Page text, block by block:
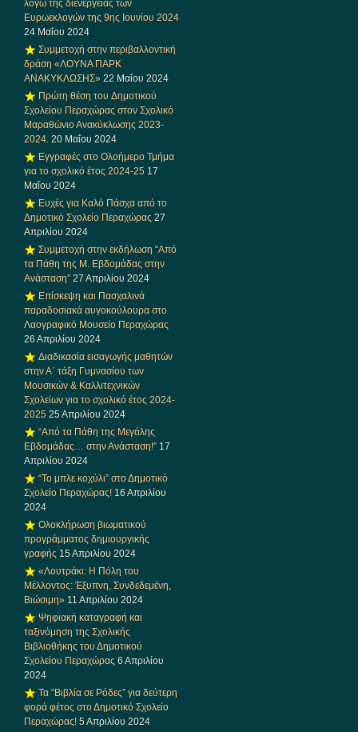
λόγω της διενέργειας των
Ευρωεκλογών της 9ης Ιουνίου 2024
24 Μαΐου 2024
Συμμετοχή στην περιβαλλοντική
δράση «ΛΟΥΝΑ ΠΑΡΚ
ΑΝΑΚΥΚΛΩΣΗΣ» 22 Μαΐου 2024
Πρώτη θέση του Δημοτικού
Σχολείου Περαχώρας στον Σχολικό
Μαραθώνιο Ανακύκλωσης 2023-
2024. 20 Μαΐου 2024
Εγγραφές στο Ολοήμερο Τμήμα
για το σχολικό έτος 2024-25 17
Μαΐου 2024
Ευχές για Καλό Πάσχα από το
Δημοτικό Σχολείο Περαχώρας 27
Απριλίου 2024
Συμμετοχή στην εκδήλωση “Από
τα Πάθη της Μ. Εβδομάδας στην
Ανάσταση” 27 Απριλίου 2024
Επίσκεψη και Πασχαλινά
παραδοσιακά αυγοκούλουρα στο
Λαογραφικό Μουσείο Περαχώρας
26 Απριλίου 2024
Διαδικασία εισαγωγής μαθητών
στην Α΄ τάξη Γυμνασίου των
Μουσικών & Καλλιτεχνικών
Σχολείων για το σχολικό έτος 2024-
2025 25 Απριλίου 2024
“Από τα Πάθη της Μεγάλης
Εβδομάδας… στην Ανάσταση!” 17
Απριλίου 2024
“Το μπλε κοχύλι” στο Δημοτικό
Σχολείο Περαχώρας! 16 Απριλίου
2024
Ολοκλήρωση βιωματικού
προγράμματος δημιουργικής
γραφής 15 Απριλίου 2024
«Λουτράκι: Η Πόλη του
Μέλλοντος: Έξυπνη, Συνδεδεμένη,
Βιώσιμη» 11 Απριλίου 2024
Ψηφιακή καταγραφή και
ταξινόμηση της Σχολικής
Βιβλιοθήκης του Δημοτικού
Σχολείου Περαχώρας 6 Απριλίου
2024
Τα “Βιβλία σε Ρόδες” για δεύτερη
φορά φέτος στο Δημοτικό Σχολείο
Περαχώρας! 5 Απριλίου 2024